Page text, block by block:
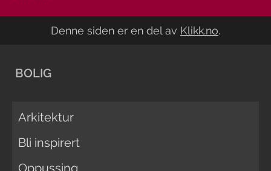
Denne siden er en del av Klikk.no.
BOLIG
Arkitektur
Bli inspirert
Oppussing